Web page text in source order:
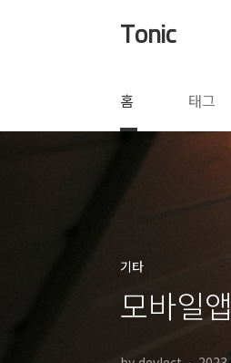
Tonic
홈 태그
기타
모바일